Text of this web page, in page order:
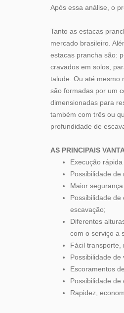
Após essa análise, o
Tanto as estacas
mercado brasileiro.
estacas prancha são:
cravados em solos,
talude. Ou até mesmo
são formadas por um
dimensionadas para
também com três ou
profundidade de
AS PRINCIPAIS
Execução
Possibilidade
Maior
Possibilidade
escavação;
Diferentes
com o serviço a
Fácil transporte,
Possibilidade
Escoramentos
Possibilidade de
Rapidez,